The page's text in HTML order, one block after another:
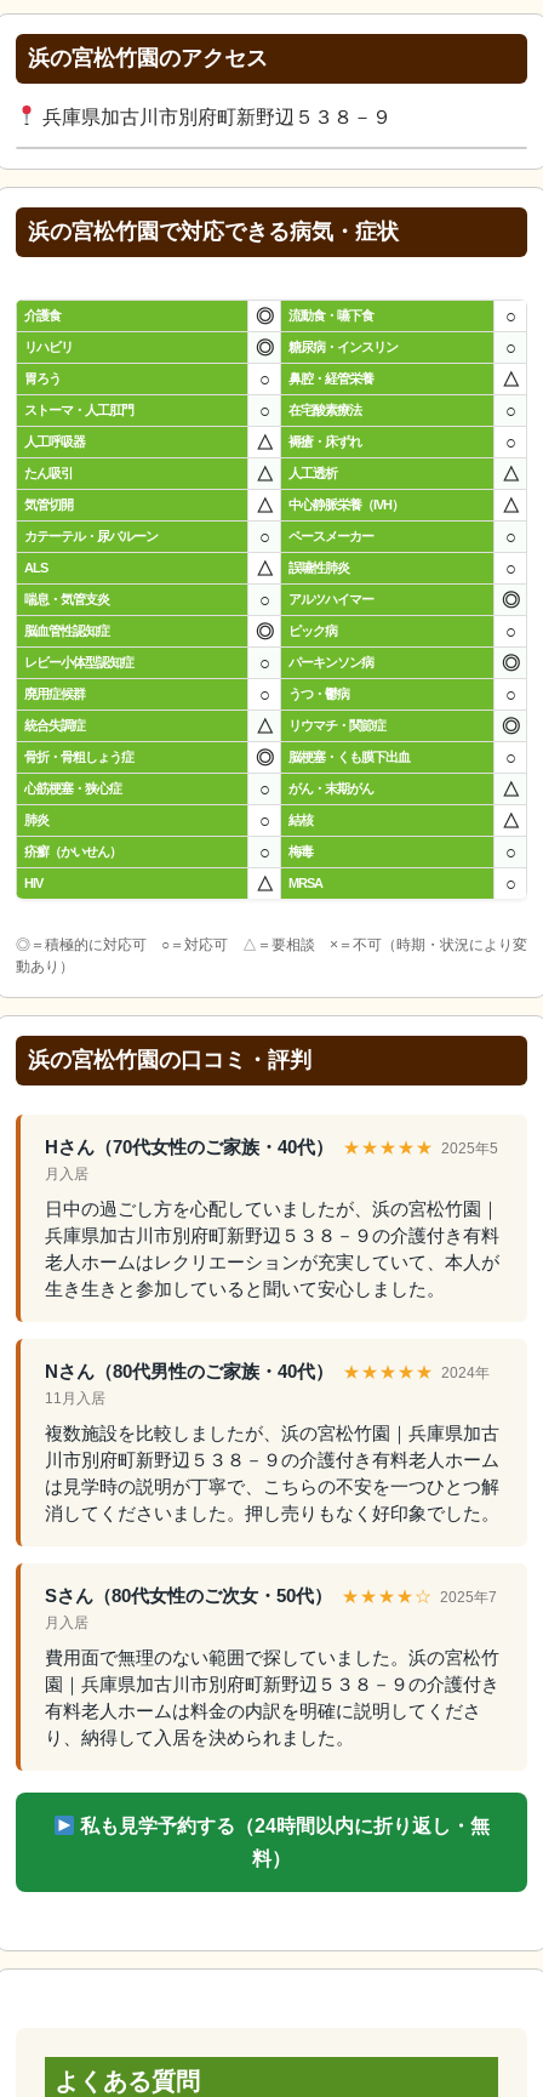
浜の宮松竹園のアクセス
兵庫県加古川市別府町新野辺５３８－９
浜の宮松竹園で対応できる病気・症状
介護食 ◎ 流動食・嚥下食 ○
リハビリ ◎ 糖尿病・インスリン ○
胃ろう ○ 鼻腔・経管栄養 △
ストーマ・人工肛門 ○ 在宅酸素療法 ○
人工呼吸器 △ 褥瘡・床ずれ ○
たん吸引 △ 人工透析 △
気管切開 △ 中心静脈栄養（IVH） △
カテーテル・尿バルーン ○ ペースメーカー ○
ALS △ 誤嚥性肺炎 ○
喘息・気管支炎 ○ アルツハイマー ◎
脳血管性認知症 ◎ ピック病 ○
レビー小体型認知症 ○ パーキンソン病 ◎
廃用症候群 ○ うつ・鬱病 ○
統合失調症 △ リウマチ・関節症 ◎
骨折・骨粗しょう症 ◎ 脳梗塞・くも膜下出血 ○
心筋梗塞・狭心症 ○ がん・末期がん △
肺炎 ○ 結核 △
疥癬（かいせん） ○ 梅毒 ○
HIV △ MRSA ○
◎＝積極的に対応可 ○＝対応可 △＝要相談 ×＝不可（時期・状況により変
動あり）
浜の宮松竹園の口コミ・評判
Hさん（70代女性のご家族・40代） ★★★★★ 2025年5
月入居
日中の過ごし方を心配していましたが、浜の宮松竹園｜
兵庫県加古川市別府町新野辺５３８－９の介護付き有料
老人ホームはレクリエーションが充実していて、本人が
生き生きと参加していると聞いて安心しました。
Nさん（80代男性のご家族・40代） ★★★★★ 2024年
11月入居
複数施設を比較しましたが、浜の宮松竹園｜兵庫県加古
川市別府町新野辺５３８－９の介護付き有料老人ホーム
は見学時の説明が丁寧で、こちらの不安を一つひとつ解
消してくださいました。押し売りもなく好印象でした。
Sさん（80代女性のご次女・50代） ★★★★☆ 2025年7
月入居
費用面で無理のない範囲で探していました。浜の宮松竹
園｜兵庫県加古川市別府町新野辺５３８－９の介護付き
有料老人ホームは料金の内訳を明確に説明してくださ
り、納得して入居を決められました。
私も見学予約する（24時間以内に折り返し・無
料）
よくある質問